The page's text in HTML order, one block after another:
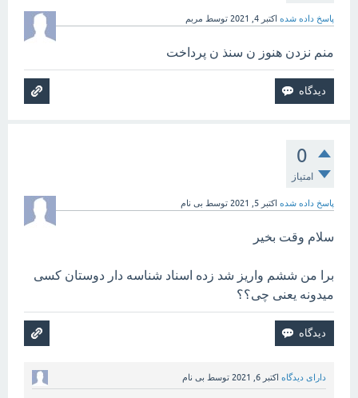
پاسخ داده شده اکتبر 4, 2021 توسط مربم
منم نزدن هنوز ن سنذ ن پرداخت
0
امتیاز
پاسخ داده شده اکتبر 5, 2021 توسط بی نام
سلام وقت بخیر
برا من ششم واریز شد زده اسناد شناسه دار دوستان کسی
میدونه یعنی چی؟؟
دارای دیدگاه اکتبر 6, 2021 توسط بی نام